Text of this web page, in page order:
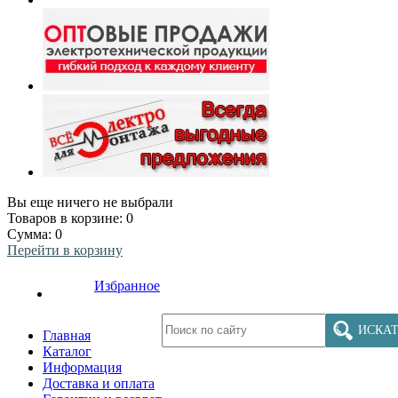
Вы еще ничего не выбрали
Товаров в корзине: 0
Сумма: 0
Перейти в корзину
Избранное
Главная
Каталог
Информация
Доставка и оплата